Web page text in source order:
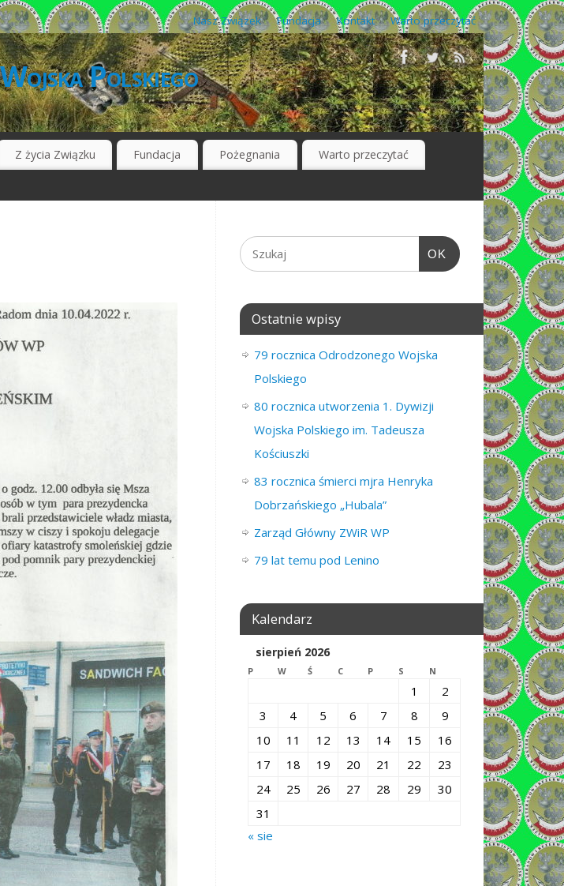
Nasz Związek Fundacja Kontakt Warto przeczytać
Polskiego
Z życia Związku Fundacja Pożegnania Warto przeczytać
OK
Ostatnie wpisy
79 rocznica Odrodzonego Wojska
Polskiego
80 rocznica utworzenia 1. Dywizji
Wojska Polskiego im. Tadeusza
Kościuszki
83 rocznica śmierci mjra Henryka
Dobrzańskiego „Hubala”
Zarząd Główny ZWiR WP
79 lat temu pod Lenino
Kalendarz
sierpień 2026
P W Ś C P S N
« sie
1
2
3
4 5 6 7 8
9
10
11 12 13 14 15
16
17
18 19 20 21 22
23
24
25 26 27 28 29
30
31